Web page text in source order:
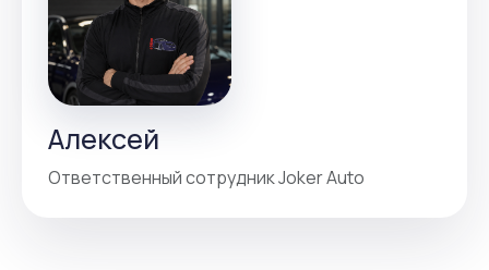
Алексей
Ответственный сотрудник Joker Auto